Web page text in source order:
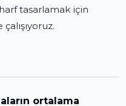
tasarlamak için
ortalama